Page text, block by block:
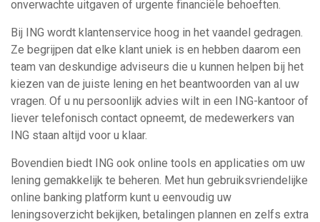
onverwachte uitgaven of urgente financiële behoeften.
Bij ING wordt klantenservice hoog in het vaandel gedragen.
Ze begrijpen dat elke klant uniek is en hebben daarom een
team van deskundige adviseurs die u kunnen helpen bij het
kiezen van de juiste lening en het beantwoorden van al uw
vragen. Of u nu persoonlijk advies wilt in een ING-kantoor of
liever telefonisch contact opneemt, de medewerkers van
ING staan altijd voor u klaar.
Bovendien biedt ING ook online tools en applicaties om uw
lening gemakkelijk te beheren. Met hun gebruiksvriendelijke
online banking platform kunt u eenvoudig uw
leningsoverzicht bekijken, betalingen plannen en zelfs extra